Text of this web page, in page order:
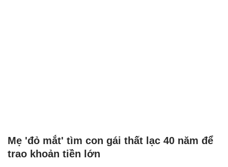
Mẹ 'đỏ mắt' tìm con gái thất lạc 40 năm để
trao khoản tiền lớn